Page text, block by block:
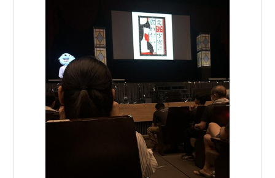
GA 芸術科アートデザインクラス（ナミコさん）
ルパン三世VS名探偵コナン（ミラ・ジュリエッタ・
ヴェスパランド王女）
ハヤテのごとく!!（ソニア・シャフルナーズ）
夏のあらし！/夏のあらし！春夏冬中（山崎加奈子）
けんぷファー/けんぷファー fur die Liebe（美嶋紅
化物語/偽物語/猫物語（黒）/＜物語＞シリーズセカ
ンドシーズン/終物語（羽川翼）